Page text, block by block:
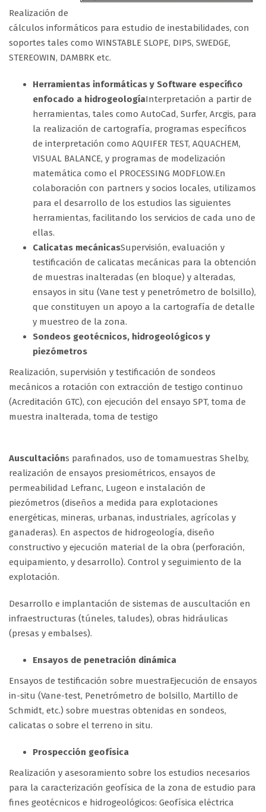
Realización de
cálculos informáticos para estudio de inestabilidades, con
soportes tales como WINSTABLE SLOPE, DIPS, SWEDGE,
STEREOWIN, DAMBRK etc.
Herramientas informáticas y Software específico
enfocado a hidrogeologíaInterpretación a partir de
herramientas, tales como AutoCad, Surfer, Arcgis, para
la realización de cartografía, programas específicos
de interpretación como AQUIFER TEST, AQUACHEM,
VISUAL BALANCE, y programas de modelización
matemática como el PROCESSING MODFLOW.En
colaboración con partners y socios locales, utilizamos
para el desarrollo de los estudios las siguientes
herramientas, facilitando los servicios de cada uno de
ellas.
Calicatas mecánicasSupervisión, evaluación y
testificación de calicatas mecánicas para la obtención
de muestras inalteradas (en bloque) y alteradas,
ensayos in situ (Vane test y penetrómetro de bolsillo),
que constituyen un apoyo a la cartografía de detalle
y muestreo de la zona.
Sondeos geotécnicos, hidrogeológicos y
piezómetros
Realización, supervisión y testificación de sondeos
mecánicos a rotación con extracción de testigo continuo
(Acreditación GTC), con ejecución del ensayo SPT, toma de
muestra inalterada, toma de testigo
Auscultacións parafinados, uso de tomamuestras Shelby,
realización de ensayos presiométricos, ensayos de
permeabilidad Lefranc, Lugeon e instalación de
piezómetros (diseños a medida para explotaciones
energéticas, mineras, urbanas, industriales, agrícolas y
ganaderas). En aspectos de hidrogeología, diseño
constructivo y ejecución material de la obra (perforación,
equipamiento, y desarrollo). Control y seguimiento de la
explotación.
Desarrollo e implantación de sistemas de auscultación en
infraestructuras (túneles, taludes), obras hidráulicas
(presas y embalses).
Ensayos de penetración dinámica
Ensayos de testificación sobre muestraEjecución de ensayos
in-situ (Vane-test, Penetrómetro de bolsillo, Martillo de
Schmidt, etc.) sobre muestras obtenidas en sondeos,
calicatas o sobre el terreno in situ.
Prospección geofísica
Realización y asesoramiento sobre los estudios necesarios
para la caracterización geofísica de la zona de estudio para
fines geotécnicos e hidrogeológicos: Geofísica eléctrica